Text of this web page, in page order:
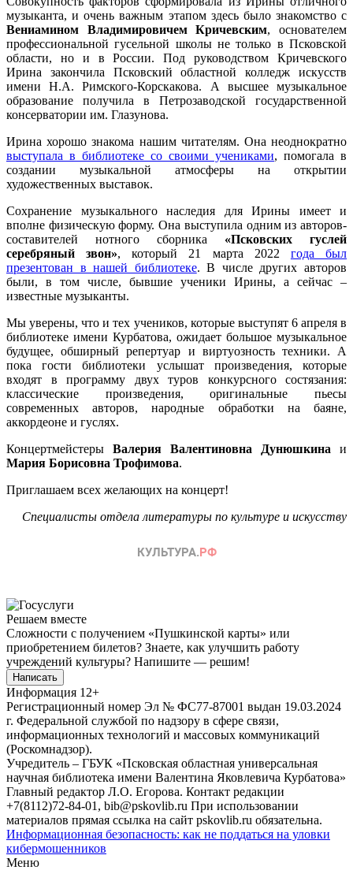
музыканта, и очень важным этапом здесь было знакомство с
Вениамином Владимировичем Кричевским, основателем
профессиональной гусельной школы не только в Псковской
области, но и в России. Под руководством Кричевского
Ирина закончила Псковский областной колледж искусств
имени Н.А. Римского-Корскакова. А высшее музыкальное
образование получила в Петрозаводской государственной
консерватории им. Глазунова.
Ирина хорошо знакома нашим читателям. Она неоднократно
выступала в библиотеке со своими учениками, помогала в
создании музыкальной атмосферы на открытии
художественных выставок.
Сохранение музыкального наследия для Ирины имеет и
вполне физическую форму. Она выступила одним из авторов-
составителей нотного сборника «Псковских гуслей
серебряный звон», который 21 марта 2022 года был
презентован в нашей библиотеке. В числе других авторов
были, в том числе, бывшие ученики Ирины, а сейчас –
известные музыканты.
Мы уверены, что и тех учеников, которые выступят 6 апреля в
библиотеке имени Курбатова, ожидает большое музыкальное
будущее, обширный репертуар и виртуозность техники. А
пока гости библиотеки услышат произведения, которые
входят в программу двух туров конкурсного состязания:
классические произведения, оригинальные пьесы
современных авторов, народные обработки на баяне,
аккордеоне и гуслях.
Концертмейстеры Валерия Валентиновна Дунюшкина и
Мария Борисовна Трофимова.
Приглашаем всех желающих на концерт!
Специалисты отдела литературы по культуре и искусству
Решаем вместе
Сложности с получением «Пушкинской карты» или
приобретением билетов? Знаете, как улучшить работу
учреждений культуры? Напишите — решим!
Написать
Информация 12+
Регистрационный номер Эл № ФС77-87001 выдан 19.03.2024
г. Федеральной службой по надзору в сфере связи,
информационных технологий и массовых коммуникаций
(Роскомнадзор).
Учредитель – ГБУК «Псковская областная универсальная
научная библиотека имени Валентина Яковлевича Курбатова»
Главный редактор Л.О. Егорова. Контакт редакции
+7(8112)72-84-01, bib@pskovlib.ru При использовании
материалов прямая ссылка на сайт pskovlib.ru обязательна.
Информационная безопасность: как не поддаться на уловки
кибермошенников
Меню